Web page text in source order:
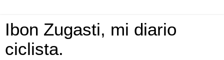
Ibon Zugasti, mi diario
ciclista.